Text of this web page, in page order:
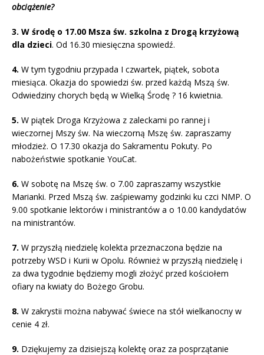
obciążenie?
3. W środę o 17.00 Msza św. szkolna z Drogą krzyżową
dla dzieci. Od 16.30 miesięczna spowiedź.
4. W tym tygodniu przypada I czwartek, piątek, sobota
miesiąca. Okazja do spowiedzi św. przed każdą Mszą św.
Odwiedziny chorych będą w Wielką Środę ? 16 kwietnia.
5. W piątek Droga Krzyżowa z zaleckami po rannej i
wieczornej Mszy św. Na wieczorną Mszę św. zapraszamy
młodzież. O 17.30 okazja do Sakramentu Pokuty. Po
nabożeństwie spotkanie YouCat.
6. W sobotę na Mszę św. o 7.00 zapraszamy wszystkie
Marianki. Przed Mszą św. zaśpiewamy godzinki ku czci NMP. O
9.00 spotkanie lektorów i ministrantów a o 10.00 kandydatów
na ministrantów.
7. W przyszłą niedzielę kolekta przeznaczona będzie na
potrzeby WSD i Kurii w Opolu. Również w przyszłą niedzielę i
za dwa tygodnie będziemy mogli złożyć przed kościołem
ofiary na kwiaty do Bożego Grobu.
8. W zakrystii można nabywać świece na stół wielkanocny w
cenie 4 zł.
9. Dziękujemy za dzisiejszą kolektę oraz za posprzątanie